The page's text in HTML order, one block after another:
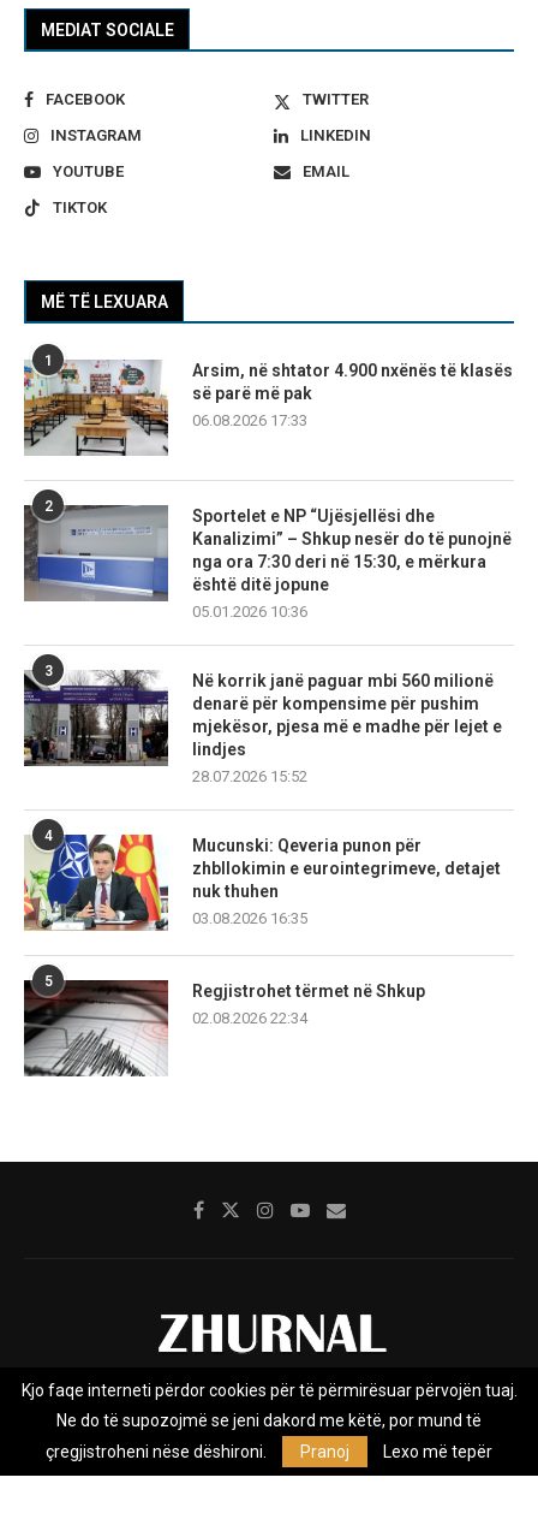
MEDIAT SOCIALE
FACEBOOK
TWITTER
INSTAGRAM
LINKEDIN
YOUTUBE
EMAIL
TIKTOK
MË TË LEXUARA
1
Arsim, në shtator 4.900 nxënës të klasës
së parë më pak
06.08.2026 17:33
2
Sportelet e NP “Ujësjellësi dhe
Kanalizimi” – Shkup nesër do të punojnë
nga ora 7:30 deri në 15:30, e mërkura
është ditë jopune
05.01.2026 10:36
3
Në korrik janë paguar mbi 560 milionë
denarë për kompensime për pushim
mjekësor, pjesa më e madhe për lejet e
lindjes
28.07.2026 15:52
4
Mucunski: Qeveria punon për
zhbllokimin e eurointegrimeve, detajet
nuk thuhen
03.08.2026 16:35
5
Regjistrohet tërmet në Shkup
02.08.2026 22:34
Rreth nesh Impresumi Marketing
Privacy Policy
Zhurnal.mk është Agjenci e Lajmeve e pavarur, e themeluar në vitin
Kjo faqe interneti përdor cookies për të përmirësuar përvojën tuaj.
Ne do të supozojmë se jeni dakord me këtë, por mund të
çregjistroheni nëse dëshironi.
Pranoj Lexo më tepër